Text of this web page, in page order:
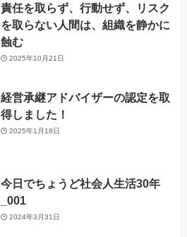
責任を取らず、行動せず、リスク
を取らない人間は、組織を静かに
蝕む
2025年10月21日
経営承継アドバイザーの認定を取
得しました！
2025年1月18日
今日でちょうど社会人生活30年
_001
2024年3月31日